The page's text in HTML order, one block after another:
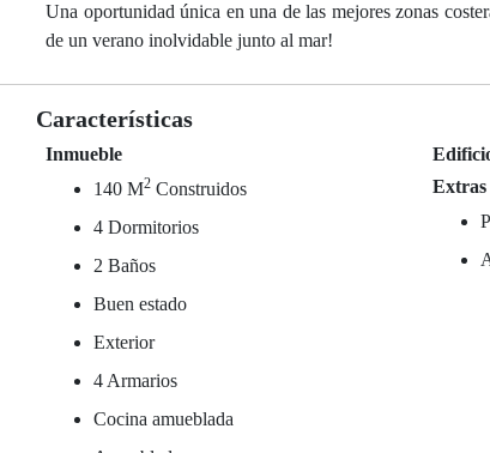
Una oportunidad única en una de las mejores zonas
de un verano inolvidable junto al mar!
Características
Inmueble
140 M2 Construidos
4 Dormitorios
2 Baños
Buen estado
Exterior
4 Armarios
Cocina amueblada
Extras